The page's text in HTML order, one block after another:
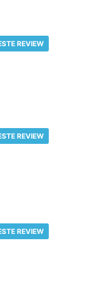
REVIEW
REVIEW
REVIEW